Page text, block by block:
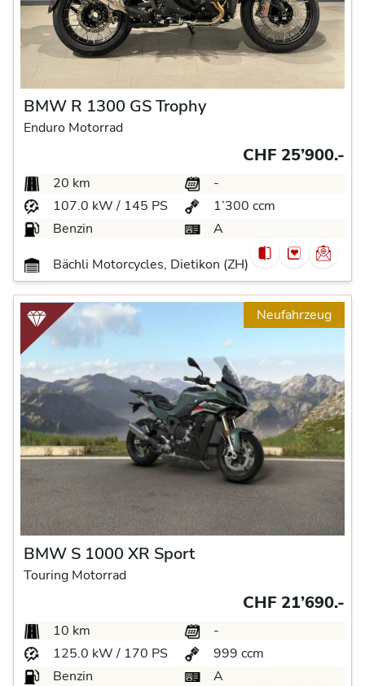
BMW R 1300 GS Trophy
Enduro Motorrad
CHF 25’900.-
20 km
-
107.0 kW / 145 PS
1’300 ccm
Benzin
A
Bächli Motorcycles, Dietikon (ZH)
Neufahrzeug
BMW S 1000 XR Sport
Touring Motorrad
CHF 21’690.-
10 km
-
125.0 kW / 170 PS
999 ccm
Benzin
A